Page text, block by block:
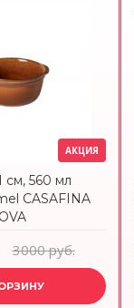
АКЦИЯ
см, 560 мл
CASAFINA
3000 руб.